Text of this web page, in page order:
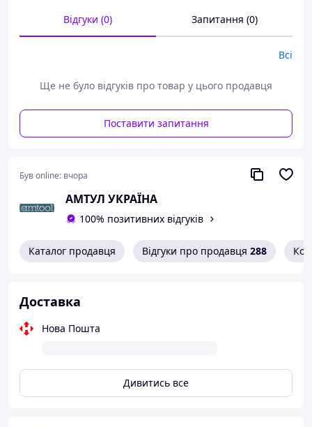
2250-1 - 1/4" - HEX 1/4",
858-1 - 1/4" - 3/8",
958-1 - 1/2" - 3/4",
Вироблено компанією HAZET в Німеччині
Відгуки (0) Запитання (0)
Всі
Ще не було відгуків про товар у цього продавця
Поставити запитання
Був online: вчора
АМТУЛ УКРАЇНА
100% позитивних відгуків
Каталог продавця Відгуки про продавця 288
Доставка
Нова Пошта
Дивитись все